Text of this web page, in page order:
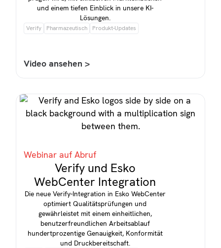
und einem tiefen Einblick in unsere KI-
Lösungen.
Verify Pharmazeutisch Produkt-Updates
Video ansehen >
Webinar auf Abruf
Verify und Esko
WebCenter Integration
Die neue Verify-Integration in Esko WebCenter
optimiert Qualitätsprüfungen und
gewährleistet mit einem einheitlichen,
benutzerfreundlichen Arbeitsablauf
hundertprozentige Genauigkeit, Konformität
und Druckbereitschaft.